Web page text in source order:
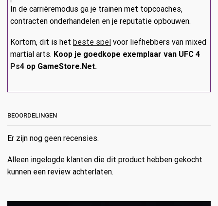
In de carrièremodus ga je trainen met topcoaches,
contracten onderhandelen en je reputatie opbouwen.
Kortom, dit is het beste spel voor liefhebbers van mixed
martial arts. Koop je goedkope exemplaar van UFC 4
Ps4 op GameStore.Net.
BEOORDELINGEN
Er zijn nog geen recensies.
Alleen ingelogde klanten die dit product hebben gekocht
kunnen een review achterlaten.